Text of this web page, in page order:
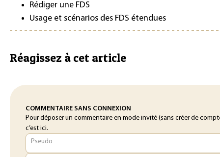
Rédiger une FDS
Usage et scénarios des FDS étendues
Réagissez à cet article
COMMENTAIRE SANS CONNEXION
Pour déposer un commentaire en mode invité (sans créer de
c’est ici.
Pseudo